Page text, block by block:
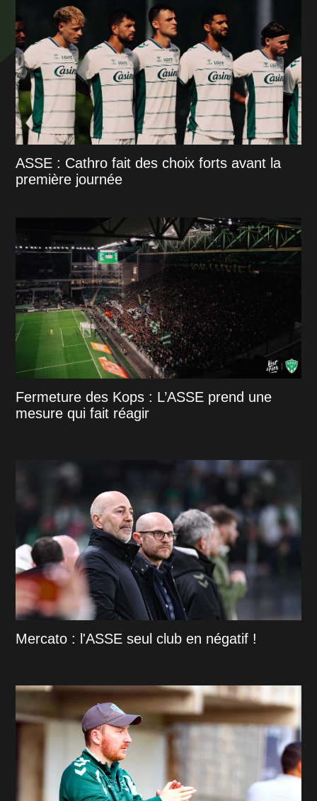
ASSE : Cathro fait des choix forts avant la
première journée
Fermeture des Kops : L’ASSE prend une
mesure qui fait réagir
Mercato : l'ASSE seul club en négatif !